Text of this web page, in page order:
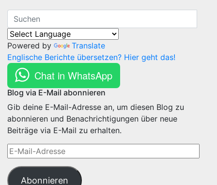
Powered by
Translate
Englische Berichte übersetzen? Hier geht das!
Chat in WhatsApp
Blog via E-Mail abonnieren
Gib deine E-Mail-Adresse an, um diesen Blog zu
abonnieren und Benachrichtigungen über neue
Beiträge via E-Mail zu erhalten.
E-
Mail-
Adresse
Abonnieren